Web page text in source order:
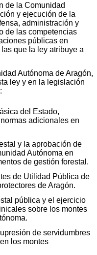
de la Comunidad
y ejecución de la
administración y
de las competencias
públicas en
que la ley atribuye a
Autónoma de Aragón,
ley y en la legislación
del Estado,
adicionales en
y la aprobación de
Autónoma en
de gestión forestal.
de Utilidad Pública de
de Aragón.
pública y el ejercicio
sobre los montes
de servidumbres
los montes